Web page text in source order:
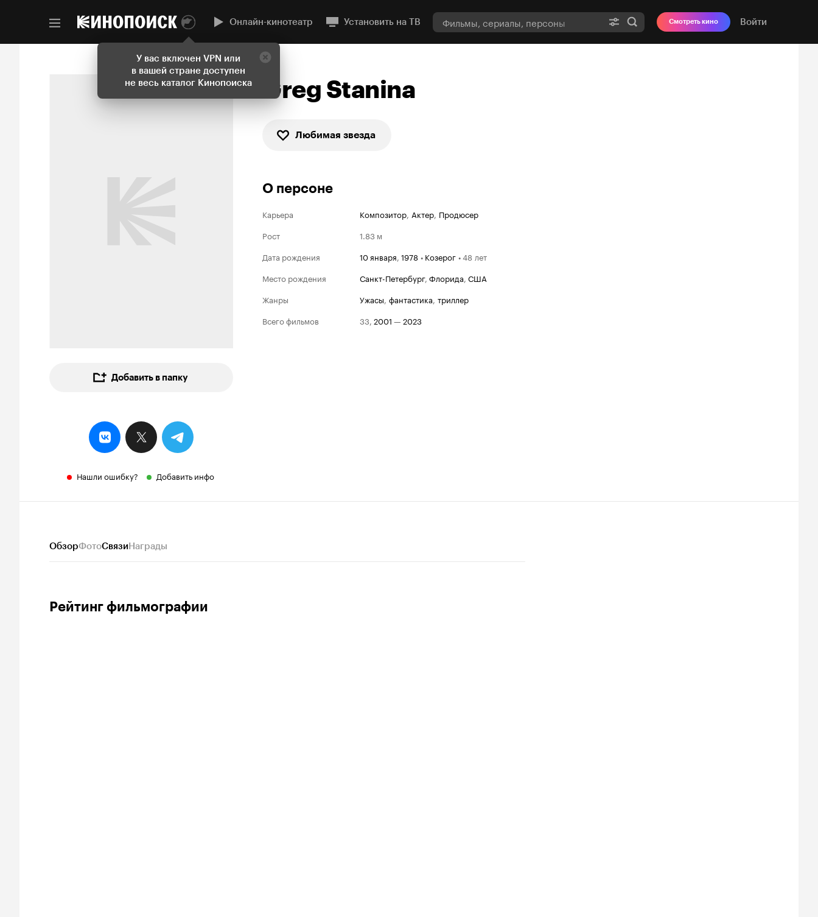
У вас включен VPN или
в вашей стране доступен
не весь каталог Кинопоиска
Онлайн-кинотеатр Установить на ТВ Смотреть кино Войти
Добавить в папку
Нашли ошибку? Добавить инфо
Greg Stanina
Любимая звезда
О персоне
Карьера Композитор, Актер, Продюсер
Рост
1.83 м
Дата рождения
10 января, 1978 • Козерог •48 лет
Место рождения
Санкт-Петербург, Флорида, США
Жанры
ужасы, фантастика, триллер
Всего фильмов
33, 2001 — 2023
ОбзорФотоСвязиНаграды
Рейтинг фильмографии